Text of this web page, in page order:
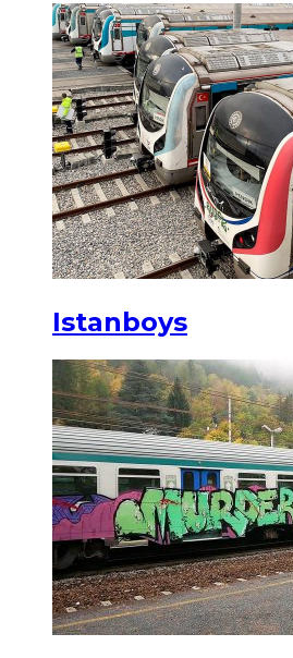
Istanboys